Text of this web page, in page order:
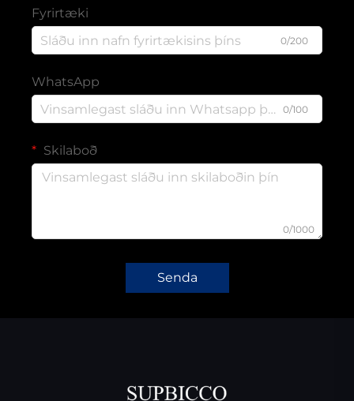
Fyrirtæki
0/200
WhatsApp
0/100
Skilaboð
0/1000
Senda